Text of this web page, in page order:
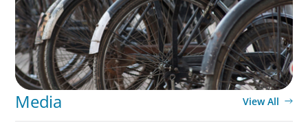
Media View All